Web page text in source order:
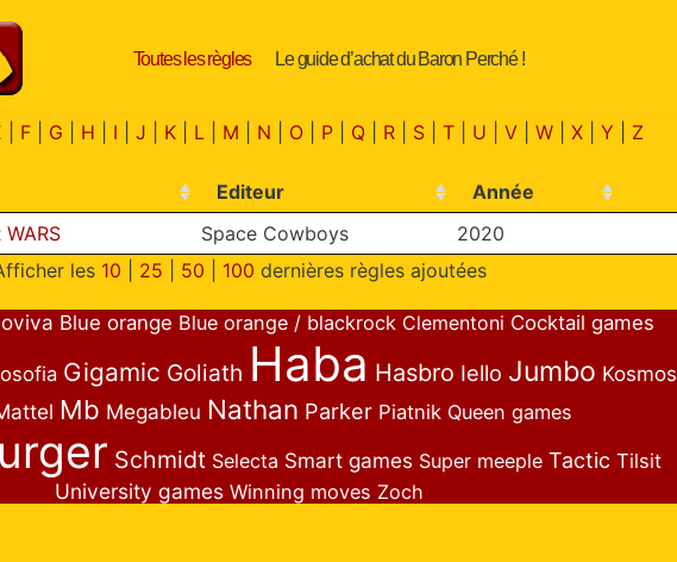
Toutes les règles Le guide d’achat du Baron Perché !
F| G H I J K| L| M N O| P| Q| R| S| T| U V| W| X| Y Z
Editeur
Année
WARS
Space Cowboys
2020
les 10 25 50 100 dernières règles ajoutées
Blue orange Blue orange / blackrock Clementoni Cocktail games
Gigamic Goliath Haba Hasbro Iello Jumbo Kosmos
Mb Megableu Nathan Parker Piatnik Queen games
Schmidt Selecta Smart games Super meeple Tactic Tilsit
University games Winning moves Zoch